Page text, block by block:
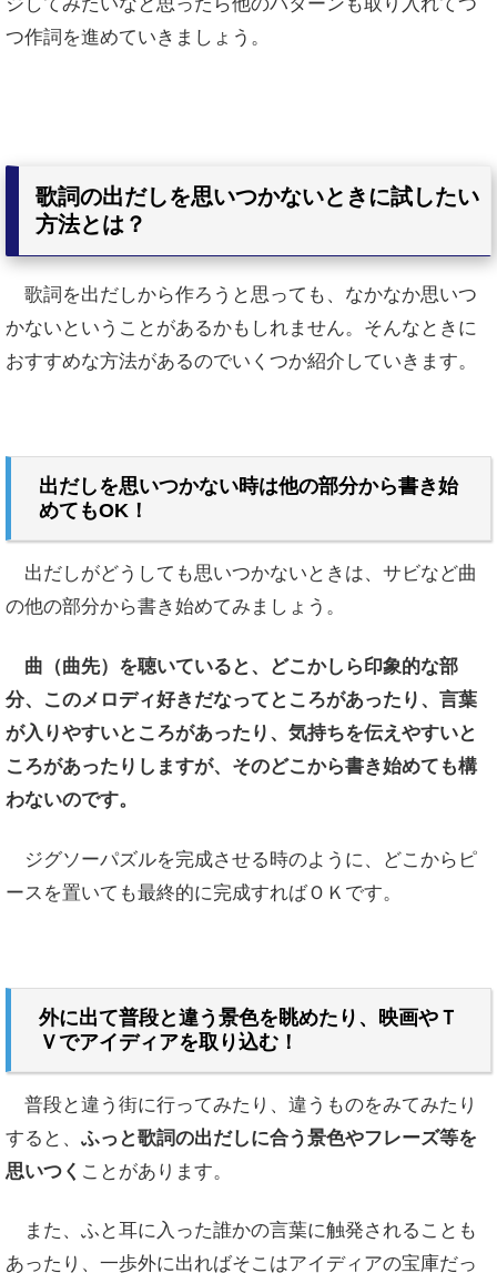
つ作詞を進めていきましょう。
歌詞の出だしを思いつかないときに試したい
方法とは？
歌詞を出だしから作ろうと思っても、なかなか思いつ
かないということがあるかもしれません。そんなときに
おすすめな方法があるのでいくつか紹介していきます。
出だしを思いつかない時は他の部分から書き始
めてもOK！
出だしがどうしても思いつかないときは、サビなど曲
の他の部分から書き始めてみましょう。
曲（曲先）を聴いていると、どこかしら印象的な部
分、このメロディ好きだなってところがあったり、 言葉
が入りやすいところがあったり、気持ちを伝えやすいと
ころがあったりしますが、 そのどこから書き始めても構
わないのです。
ジグソーパズルを完成させる時のように、どこからピ
ースを置いても最終的に完成すればＯＫです。
外に出て普段と違う景色を眺めたり、映画やＴ
Ｖでアイディアを取り込む！
普段と違う街に行ってみたり、違うものをみてみたり
すると、 ふっと歌詞の出だしに合う景色やフレーズ等を
思いつく ことがあります。
また、ふと耳に入った誰かの言葉に触発される こと も
あったり、一歩外に出ればそこはアイディアの宝庫だっ